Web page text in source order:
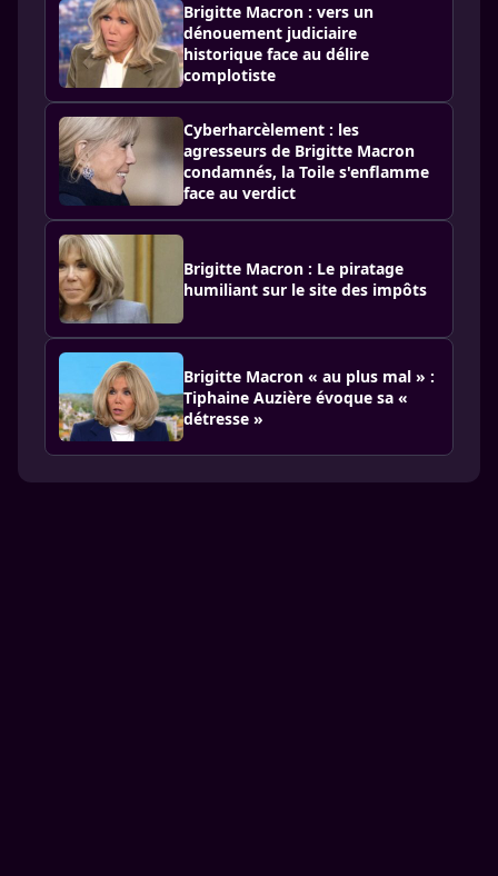
Brigitte Macron : vers un
dénouement judiciaire
historique face au délire
complotiste
Cyberharcèlement : les
agresseurs de Brigitte Macron
condamnés, la Toile s'enflamme
face au verdict
Brigitte Macron : Le piratage
humiliant sur le site des impôts
Brigitte Macron « au plus mal » :
Tiphaine Auzière évoque sa «
détresse »